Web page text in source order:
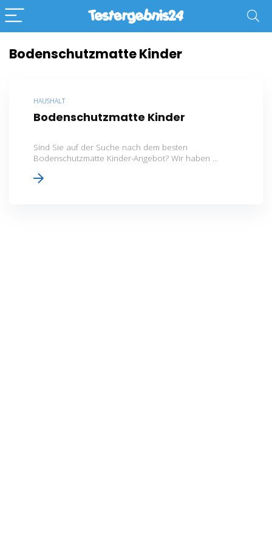
Bodenschutzmatte Kinder
HAUSHALT
Bodenschutzmatte Kinder
Sind Sie auf der Suche nach dem besten
Bodenschutzmatte Kinder-Angebot? Wir haben ...